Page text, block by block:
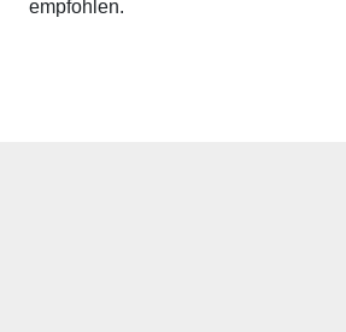
empfohlen.